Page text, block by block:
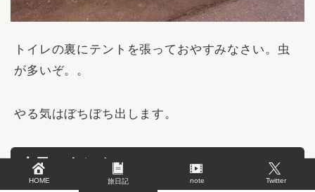
トイレの裏にテントを張っておやすみなさい。虫
が多いぞ。。
やる気はぼちぼち出します。
今日のまとめ
HOME 旅日記 note Twitter